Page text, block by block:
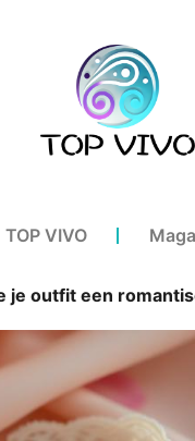
TOP VIVO
je outfit een